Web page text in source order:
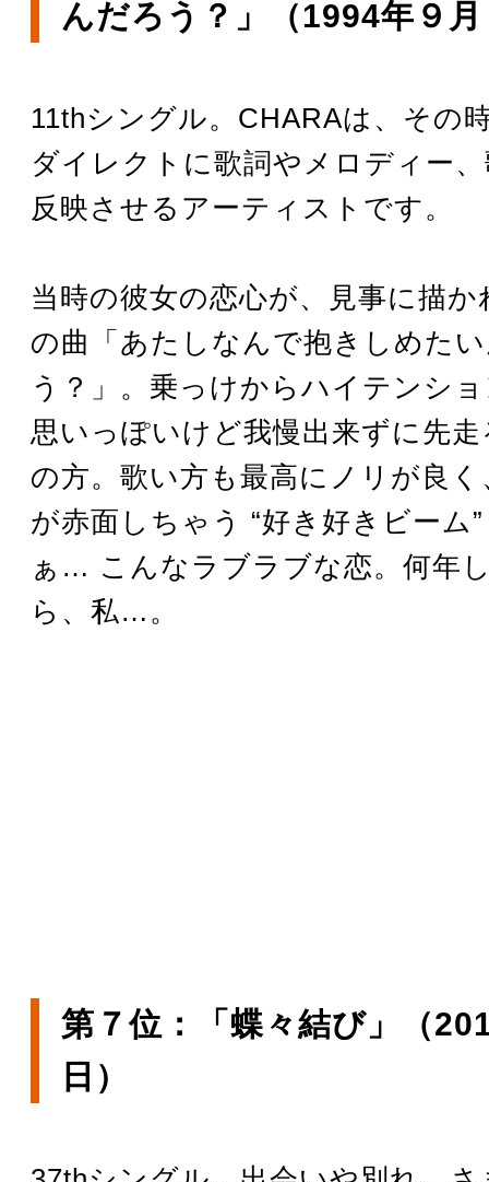
んだろう？」（1994年９
11thシングル。CHARAは、その
ダイレクトに歌詞やメロディー
反映させるアーティストです。
当時の彼女の恋心が、見事に描
の曲「あたしなんで抱きしめた
う？」。乗っけからハイテンシ
思いっぽいけど我慢出来ずに先
の方。歌い方も最高にノリが良
が赤面しちゃう “好き好きビーム
ぁ… こんなラブラブな恋。何年
ら、私…。
第７位：「蝶々結び」（
日）